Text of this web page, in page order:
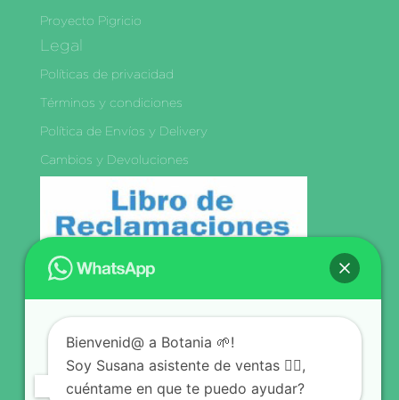
Proyecto Pigricio
Legal
Políticas de privacidad
Términos y condiciones
Política de Envíos y Delivery
Cambios y Devoluciones
Libro de
Reclamaciones
Síguenos
Bienvenid@ a Botania 🌱!
Soy Susana asistente de ventas 🙋‍♀️,
cuéntame en que te puedo ayudar?